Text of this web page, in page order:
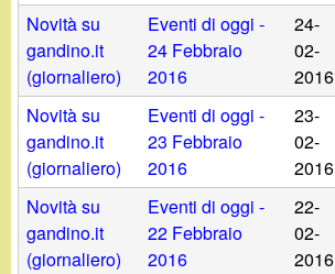
Novità su
gandino.it
(giornaliero)
Eventi di oggi -
24 Febbraio
2016
24-
02-
2016
Novità su
gandino.it
(giornaliero)
Eventi di oggi -
23 Febbraio
2016
23-
02-
2016
Novità su
gandino.it
(giornaliero)
Eventi di oggi -
22 Febbraio
2016
22-
02-
2016